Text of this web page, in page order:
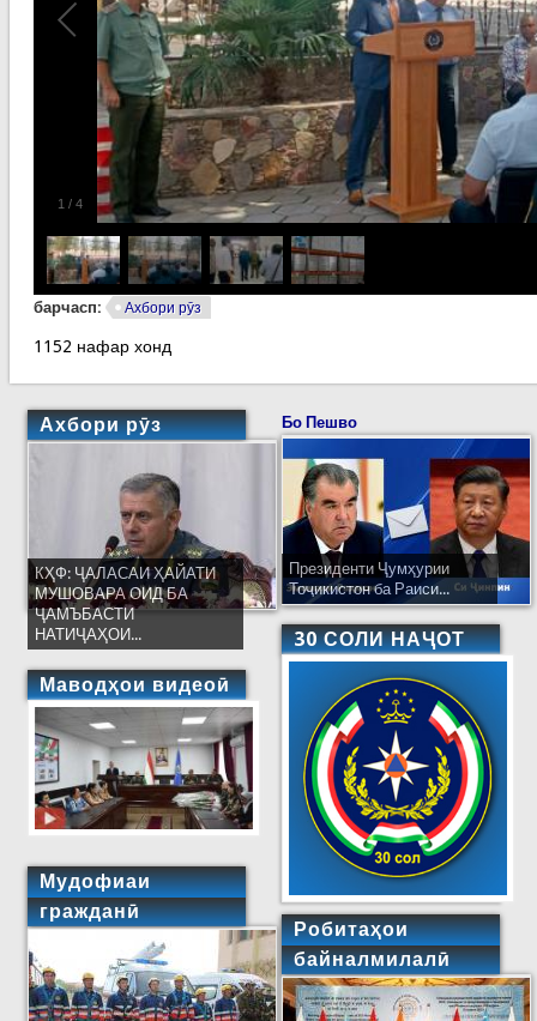
1 / 4
барчасп: Ахбори рӯз
1152 нафар хонд
Ахбори рӯз
КҲФ: ҶАЛАСАИ ҲАЙАТИ
МУШОВАРА ОИД БА
ҶАМЪБАСТИ
НАТИҶАҲОИ...
Маводҳои видеоӣ
Мудофиаи
гражданӣ
Бо Пешво
Президенти Ҷумҳурии
Тоҷикистон ба Раиси...
30 СОЛИ НАҶОТ
Робитаҳои
байналмилалӣ